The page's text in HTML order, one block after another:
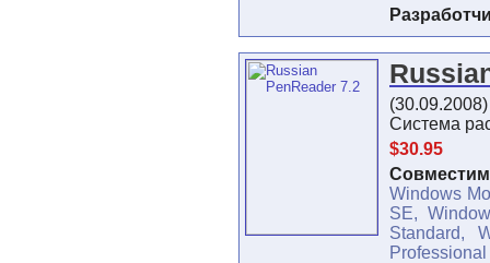
Cистема
$30.95
Windows
SE,
Standard,
Professional